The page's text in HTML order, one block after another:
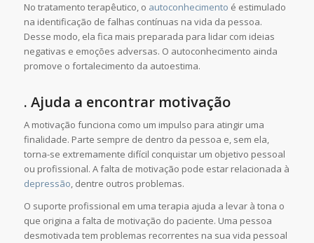
No tratamento terapêutico, o autoconhecimento é estimulado
na identificação de falhas contínuas na vida da pessoa.
Desse modo, ela fica mais preparada para lidar com ideias
negativas e emoções adversas. O autoconhecimento ainda
promove o fortalecimento da autoestima.
. Ajuda a encontrar motivação
A motivação funciona como um impulso para atingir uma
finalidade. Parte sempre de dentro da pessoa e, sem ela,
torna-se extremamente difícil conquistar um objetivo pessoal
ou profissional. A falta de motivação pode estar relacionada à
depressão, dentre outros problemas.
O suporte profissional em uma terapia ajuda a levar à tona o
que origina a falta de motivação do paciente. Uma pessoa
desmotivada tem problemas recorrentes na sua vida pessoal